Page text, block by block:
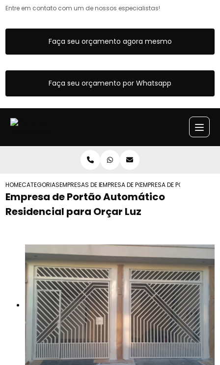
Entre em contato com um de nossos especialistas!
Faça seu orçamento agora mesmo
Faça seu orçamento por Whatsapp
HOMECATEGORIASEMPRESAS DE PORTOES AUTOMATICOS
EMPRESA DE PORTAO AUTOMATICO
EMPRESA DE PORTAO
Empresa de Portão Automático
Residencial para Orçar Luz